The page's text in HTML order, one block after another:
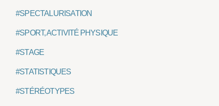
#SPECTALURISATION
#SPORT, ACTIVITÉ PHYSIQUE
#STAGE
#STATISTIQUES
#STÉRÉOTYPES